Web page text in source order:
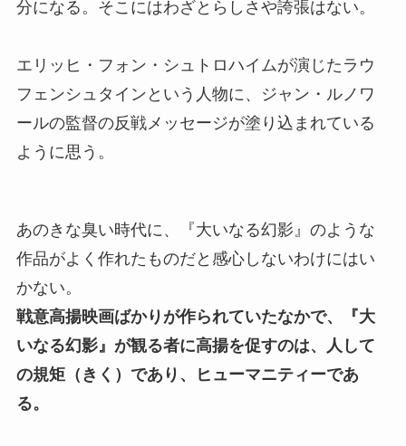
分になる。そこにはわざとらしさや誇張はない。
エリッヒ・フォン・シュトロハイムが演じたラウ
フェンシュタインという人物に、ジャン・ルノワ
ールの監督の反戦メッセージが塗り込まれている
ように思う。
あのきな臭い時代に、『大いなる幻影』のような
作品がよく作れたものだと感心しないわけにはい
かない。
戦意高揚映画ばかりが作られていたなかで、『大
いなる幻影』が観る者に高揚を促すのは、人して
の規矩（きく）であり、ヒューマニティーであ
る。